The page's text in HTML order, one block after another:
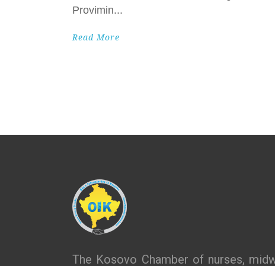
Provimin
Read More
The Kosovo Chamber of nurses,